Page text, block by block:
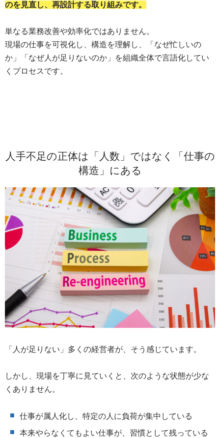
のを見直し、再設計する取り組みです。
単なる業務改善や効率化ではありません。
現場の仕事を可視化し、構造を理解し、「なぜ忙しいの
か」「なぜ人が足りないのか」を組織全体で言語化してい
くプロセスです。
人手不足の正体は「人数」ではなく「仕事の
構造」にある
「人が足りない」多くの経営者が、そう感じています。
しかし、現場を丁寧に見ていくと、次のような状態が少な
くありません。
仕事が属人化し、特定の人に負荷が集中している
本来やらなくてもよい仕事が、習慣として残っている